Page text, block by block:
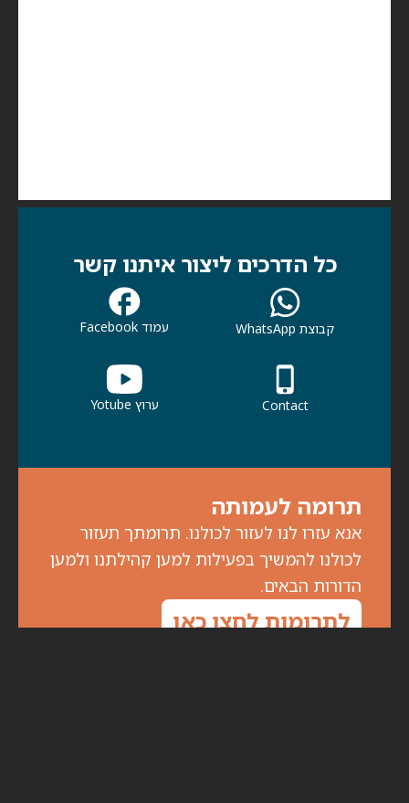
תרומה לעמותה
אנא עזרו לנו לעזור לכולנו. תרומתך תעזור
לכולנו להמשיך בפעילות למען קהילתנו ולמען
הדורות הבאים.
לתרומות לחצו כאן
כל הדרכים ליצור איתנו קשר
קבוצת WhatsApp עמוד Facebook
Contact ערוץ Yotube